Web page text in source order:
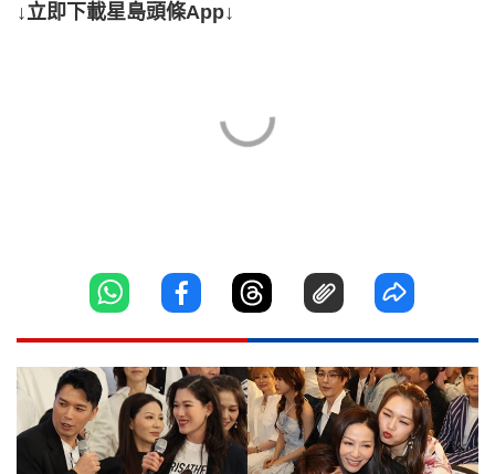
↓立即下載星島頭條App↓